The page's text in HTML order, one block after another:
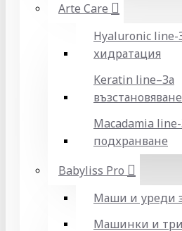
Arte Care
Hyaluronic line-
хидратация
Keratin line–За
възстановяване
Macadamia
подхранване
Babyliss Pro
Маши и уреди
Машинки и